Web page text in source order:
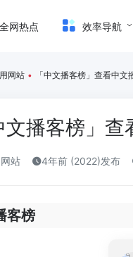
全网热点 效率导航
网站 • 「中文播客榜」查看中
文播客榜」
站 4年前 (2022)发布
客榜